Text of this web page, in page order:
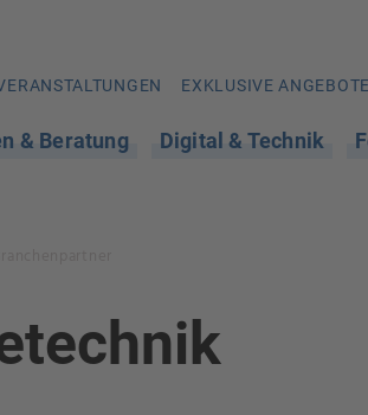
EXKLUSIVE ANGEBOTE
& Beratung Digital & Technik